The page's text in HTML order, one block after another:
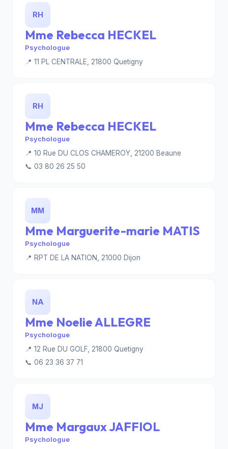
RH
Mme Rebecca HECKEL
Psychologue
📍 11 PL CENTRALE, 21800 Quetigny
RH
Mme Rebecca HECKEL
Psychologue
📍 10 Rue DU CLOS CHAMEROY, 21200 Beaune
📞 03 80 26 25 50
MM
Mme Marguerite-marie MATIS
Psychologue
📍 RPT DE LA NATION, 21000 Dijon
NA
Mme Noelie ALLEGRE
Psychologue
📍 12 Rue DU GOLF, 21800 Quetigny
📞 06 23 36 37 71
MJ
Mme Margaux JAFFIOL
Psychologue